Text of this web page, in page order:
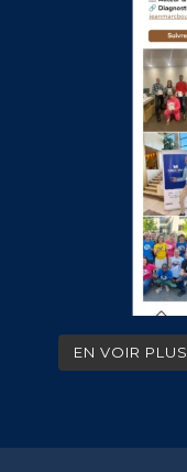
EN VOIR PLUS